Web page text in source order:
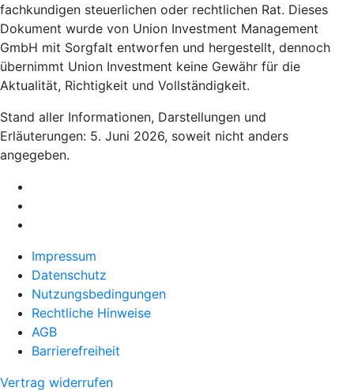
fachkundigen steuerlichen oder rechtlichen Rat. Dieses
Dokument wurde von Union Investment Management
GmbH mit Sorgfalt entworfen und hergestellt, dennoch
übernimmt Union Investment keine Gewähr für die
Aktualität, Richtigkeit und Vollständigkeit.
Stand aller Informationen, Darstellungen und
Erläuterungen: 5. Juni 2026, soweit nicht anders
angegeben.
Impressum
Datenschutz
Nutzungsbedingungen
Rechtliche Hinweise
AGB
Barrierefreiheit
Vertrag widerrufen